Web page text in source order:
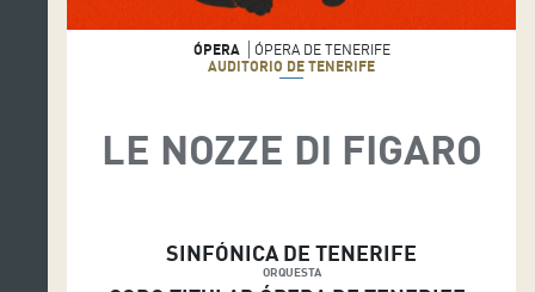
ÓPERA
ÓPERA DE TENERIFE
AUDITORIO DE TENERIFE
LE NOZZE DI FIGARO
SINFÓNICA DE TENERIFE
ORQUESTA